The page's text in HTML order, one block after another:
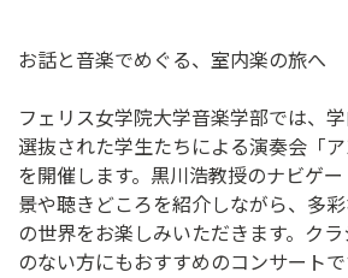
お話と音楽でめぐる、室内楽の旅へ
フェリス女学院大学音楽学部では、
選抜された学生たちによる演奏会「ア
を開催します。黒川浩教授のナビゲ
景や聴きどころを紹介しながら、多
の世界をお楽しみいただきます。ク
のない方にもおすすめのコンサートで